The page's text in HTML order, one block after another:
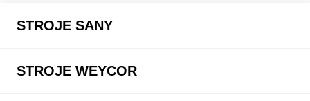
STROJE SANY
STROJE WEYCOR